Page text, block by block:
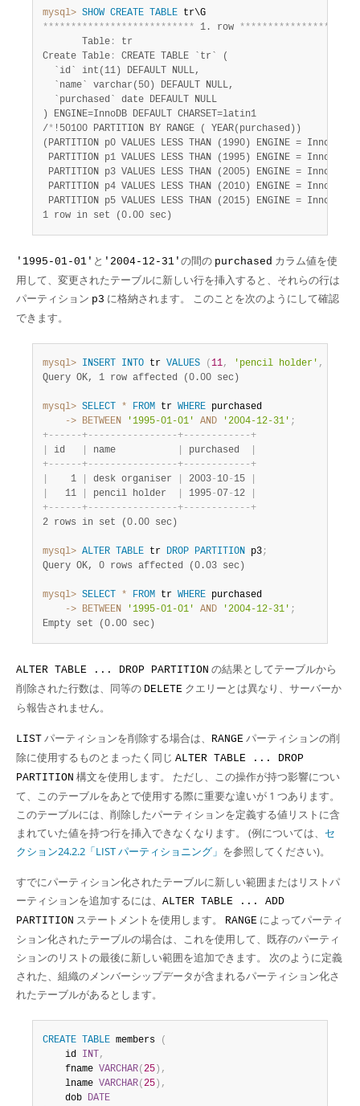
mysql> SHOW CREATE TABLE
*************************** 1. row ****************
       Table
:
tr
Create Table :
CREATE TABLE `tr` (
  `id` int(11) DEFAULT NULL,
  `name` varchar(50) DEFAULT NULL,
  `purchased` date DEFAULT NULL
) ENGINE=InnoDB DEFAULT CHARSET=latin1
/* !50100 PARTITION BY RANGE ( YEAR(purchased))
(PARTITION p0 VALUES LESS THAN (1990) ENGINE = InnoDB,
PARTITION p1 VALUES LESS THAN (1995) ENGINE = InnoDB,
PARTITION p3 VALUES LESS THAN (2005) ENGINE = InnoDB,
PARTITION p4 VALUES LESS THAN (2010) ENGINE = InnoDB,
PARTITION p5 VALUES LESS THAN (2015) ENGINE = InnoDB)
1 row in set (0.00 sec)
'1995-01-01' と '2004-12-31' の間の purchased カラム値を使
用して、変更されたテーブルに新しい行を挿入すると、それらの行は
パーティション p3 に格納されます。 このことを次のようにして確認
できます。
mysql> INSERT INTO tr VALUES ( 11, 'pencil holder' ,
Query OK, 1 row affected (0.00 sec)
mysql> SELECT * FROM tr WHERE
    ->
BETWEEN '1995-01-01' AND '2004-12-31' ;
+- - - - - -+- - - - - - - - - - - - - - - -+- - - - - - - - - - - -+
id name purchased
+- - - - - -+- - - - - - - - - - - - - - - -+- - - - - - - - - - - -+
    1
desk organiser 2003- 10- 15
   11
pencil holder 1995-07 - 12
+- - - - - -+- - - - - - - - - - - - - - - -+- - - - - - - - - - - -+
2 rows in set (0.00 sec)
mysql> ALTER TABLE tr DROP PARTITION p3;
Query OK, 0 rows affected (0.03 sec)
mysql> SELECT * FROM tr WHERE
    ->
BETWEEN '1995-01-01' AND '2004-12-31' ;
Empty set (0.00 sec)
ALTER TABLE ... DROP PARTITION の結果としてテーブルから
削除された行数は、同等の DELETE クエリーとは異なり、サーバーか
ら報告されません。
LIST パーティションを削除する場合は、 RANGE パーティションの削
除に使用するものとまったく同じ ALTER TABLE ... DROP
PARTITION 構文を使用します。 ただし、この操作が持つ影響につい
て、このテーブルをあとで使用する際に重要な違いが 1 つあります。
このテーブルには、削除したパーティションを定義する値リストに含
まれていた値を持つ行を挿入できなくなります。 (例については、 セ
クション24.2.2「LIST パーティショニング」 を参照してください)。
すでにパーティション化されたテーブルに新しい範囲またはリストパ
ーティションを追加するには、 ALTER TABLE ... ADD
PARTITION ステートメントを使用します。 RANGE によってパーティ
ション化されたテーブルの場合は、これを使用して、既存のパーティ
ションのリストの最後に新しい範囲を追加できます。 次のように定義
された、組織のメンバーシップデータが含まれるパーティション化さ
れたテーブルがあるとします。
CREATE TABLE members
(
    id
INT ,
    fname
VARCHAR( 25 ) ,
    lname
VARCHAR( 25 ) ,
    dob
DATE